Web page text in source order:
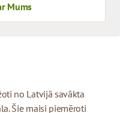
Mums
no Latvijā savākta
Šie maisi piemēroti